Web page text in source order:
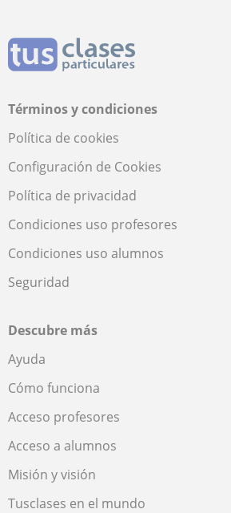
Términos y condiciones
Política de cookies
Configuración de Cookies
Política de privacidad
Condiciones uso profesores
Condiciones uso alumnos
Seguridad
Descubre más
Ayuda
Cómo funciona
Acceso profesores
Acceso a alumnos
Misión y visión
Tusclases en el mundo